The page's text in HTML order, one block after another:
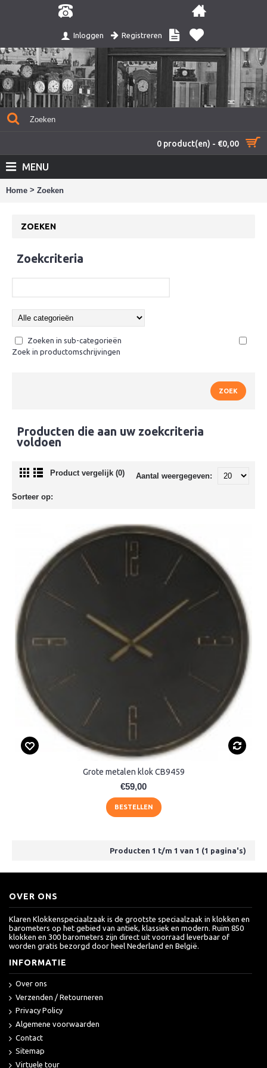
Inloggen Registreren
0 product(en) - €0,00
MENU
Home > Zoeken
ZOEKEN
Zoekcriteria
Zoeken in sub-categorieën
Zoek in productomschrijvingen
Producten die aan uw zoekcriteria
voldoen
Product vergelijk (0) Aantal weergegeven:
Sorteer op:
Grote metalen klok CB9459
€59,00
BESTELLEN
Producten 1 t/m 1 van 1 (1 pagina's)
OVER ONS
Klaren Klokkenspeciaalzaak is de grootste speciaalzaak in klokken en
barometers op het gebied van antiek, klassiek en modern. Ruim 850
klokken en 300 barometers zijn direct uit voorraad leverbaar of
worden gratis bezorgd door heel Nederland en België.
INFORMATIE
Over ons
Verzenden / Retourneren
Privacy Policy
Algemene voorwaarden
Contact
Sitemap
Virtuele tour